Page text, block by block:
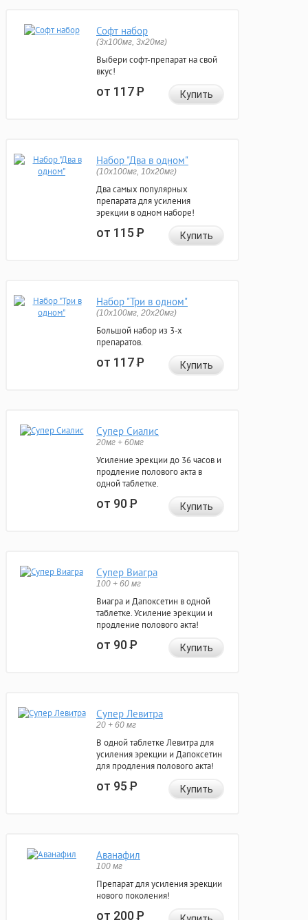
Софт набор
(3x100мг, 3x20мг)
Выбери софт-препарат на свой
вкус!
от 117Р Купить
Набор "Два в одном"
(10x100мг, 10x20мг)
Два самых популярных
препарата для усиления
эрекции в одном наборе!
от 115Р Купить
Набор "Три в одном"
(10x100мг, 20x20мг)
Большой набор из 3-х
препаратов.
от 117Р Купить
Супер Сиалис
20мг + 60мг
Усиление эрекции до 36 часов и
продление полового акта в
одной таблетке.
от 90Р Купить
Супер Виагра
100 + 60 мг
Виагра и Дапоксетин в одной
таблетке. Усиление эрекции и
продление полового акта!
от 90Р Купить
Супер Левитра
20 + 60 мг
В одной таблетке Левитра для
усиления эрекции и Дапоксетин
для продления полового акта!
от 95Р Купить
Аванафил
100 мг
Препарат для усиления эрекции
нового поколения!
от 200Р